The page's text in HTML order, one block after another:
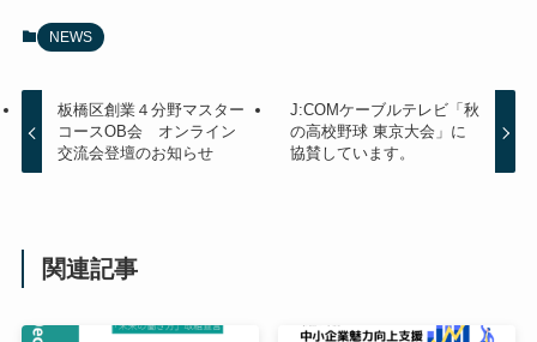
NEWS
板橋区創業４分野マスター
コースOB会 オンライン
交流会登壇のお知らせ
J:COMケーブルテレビ「秋
の高校野球 東京大会」に
協賛しています。
関連記事